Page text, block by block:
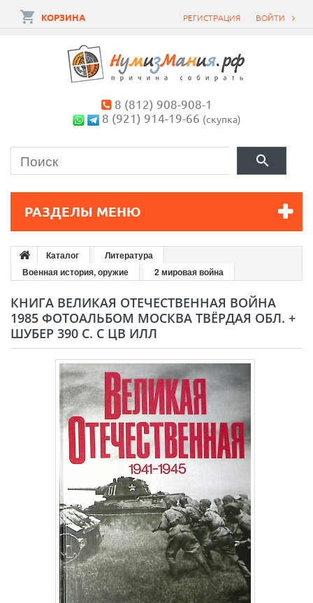
ВОЙТИ
РЕГИСТРАЦИЯ
КОРЗИНА
8 (812) 908-908-1
8 (921) 914-19-66 (скупка)
РАЗДЕЛЫ МЕНЮ
Каталог
Литература
Военная история, оружие
2 мировая война
КНИГА ВЕЛИКАЯ ОТЕЧЕСТВЕННАЯ ВОЙНА
1985 ФОТОАЛЬБОМ МОСКВА ТВЁРДАЯ ОБЛ. +
ШУБЕР 390 С. С ЦВ ИЛЛ